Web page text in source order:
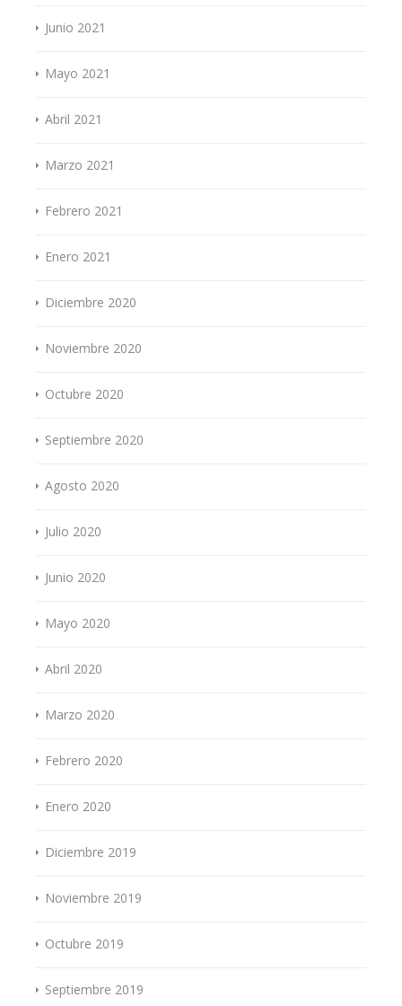
Junio 2021
Mayo 2021
Abril 2021
Marzo 2021
Febrero 2021
Enero 2021
Diciembre 2020
Noviembre 2020
Octubre 2020
Septiembre 2020
Agosto 2020
Julio 2020
Junio 2020
Mayo 2020
Abril 2020
Marzo 2020
Febrero 2020
Enero 2020
Diciembre 2019
Noviembre 2019
Octubre 2019
Septiembre 2019